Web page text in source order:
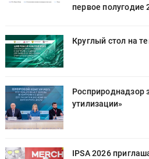
первое полугодие
Круглый стол на
Росприроднадзор
утилизации»
IPSA 2026